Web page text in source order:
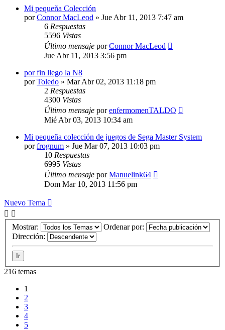
Mi pequeña Colección
porConnor MacLeod » Jue Abr 11, 2013 7:47 am
6 Respuestas
5596 Vistas
Último mensaje porConnor MacLeod
Jue Abr 11, 2013 3:56 pm
por fin llego la N8
porToledo » Mar Abr 02, 2013 11:18 pm
2 Respuestas
4300 Vistas
Último mensaje porenfermomenTALDO
Mié Abr 03, 2013 10:34 am
Mi pequeña colección de juegos de Sega Master System
porfrognum » Jue Mar 07, 2013 10:03 pm
10 Respuestas
6995 Vistas
Último mensaje porManuelink64
Dom Mar 10, 2013 11:56 pm
Nuevo Tema
Mostrar:
Ordenar por:
Dirección:
216 temas
1
2
3
4
5